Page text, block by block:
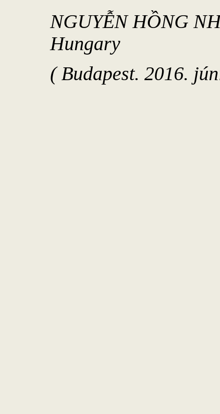
NGUYỄN HỒNG
Hungary
( Budapest. 2016.